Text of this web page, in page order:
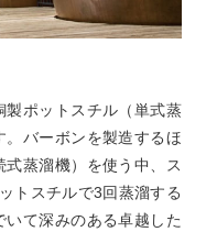
製ポットスチル（単式蒸
バーボンを製造するほ
蒸溜機）を使う中、ス
トスチルで3回蒸溜する
て深みのある卓越した